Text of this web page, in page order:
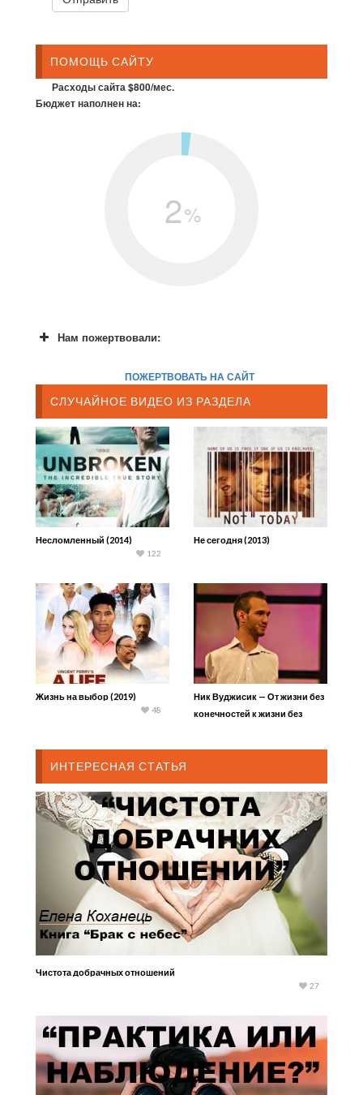
ПОМОЩЬ САЙТУ
Расходы сайта $800/мес.
Бюджет наполнен на:
2%
Нам пожертвовали:
ПОЖЕРТВОВАТЬ НА САЙТ
СЛУЧАЙНОЕ ВИДЕО ИЗ РАЗДЕЛА
Несломленный (2014)
122
Не сегодня (2013)
Жизнь на выбор (2019)
48
Ник Вуджисик — От жизни без
конечностей к жизни без
ИНТЕРЕСНАЯ СТАТЬЯ
Чистота добрачных отношений
27